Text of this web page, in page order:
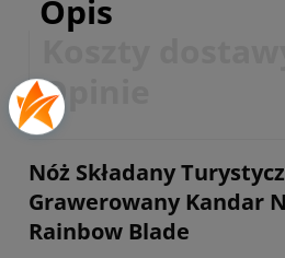
Opis
Opinie
Nóż Składany
Grawerowany Kandar
Rainbow Blade